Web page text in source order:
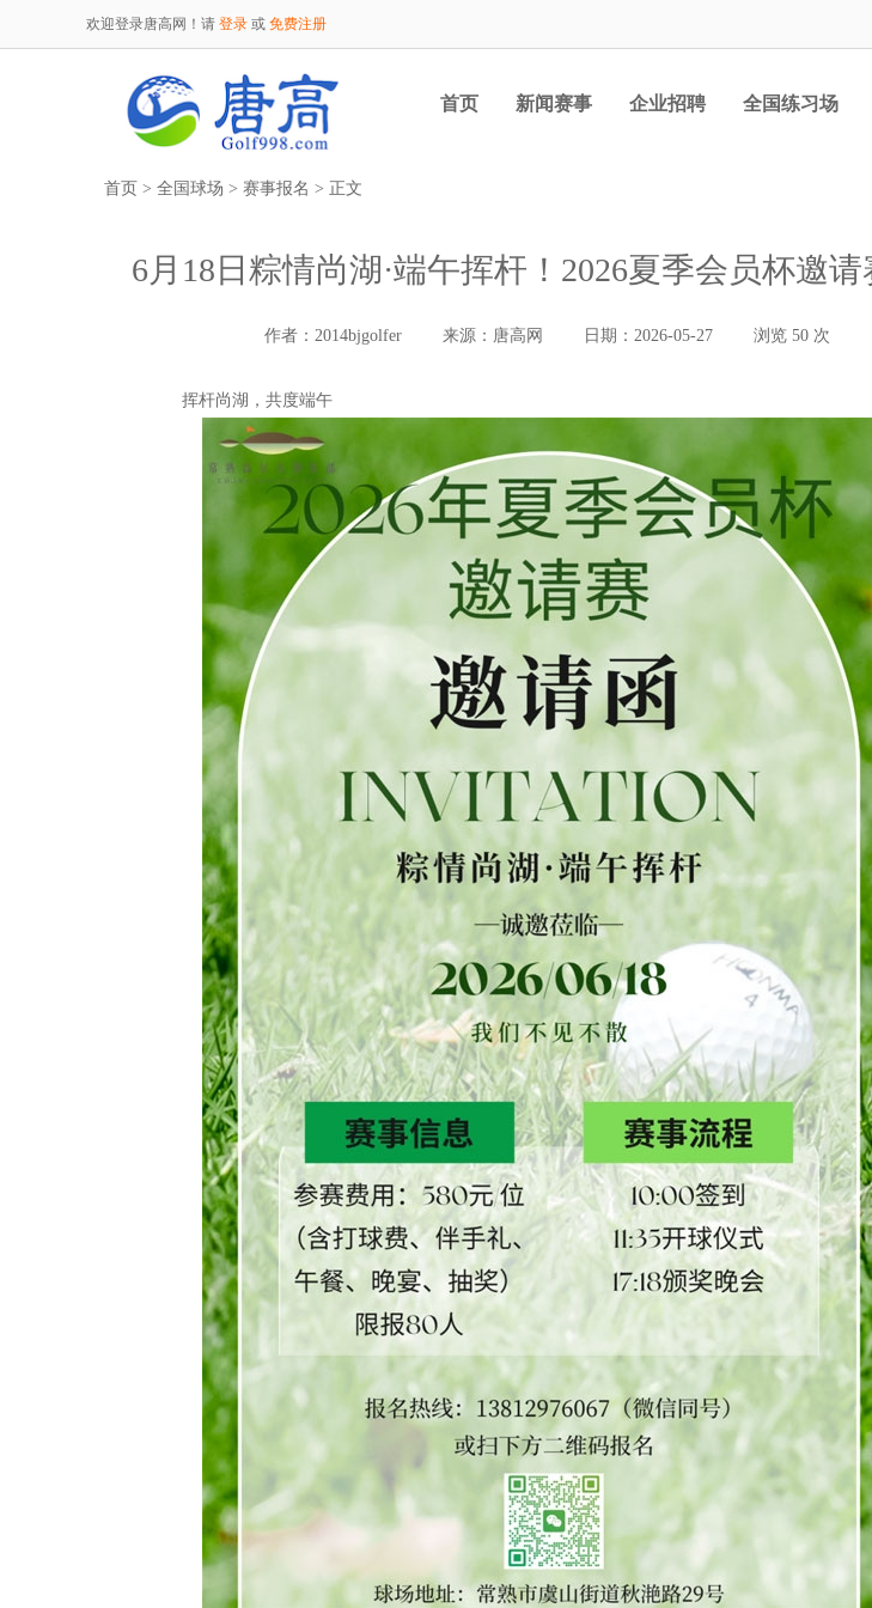
欢迎登录唐高网！请 登录 或 免费注册
首页 新闻赛事 企业招聘 全国练习场
首页 > 全国球场 > 赛事报名 > 正文
6月18日粽情尚湖·端午挥杆！2026夏季会员杯邀请
作者：2014bjgolfer 来源：唐高网 日期：2026-05-27 浏览 50次
挥杆尚湖，共度端午